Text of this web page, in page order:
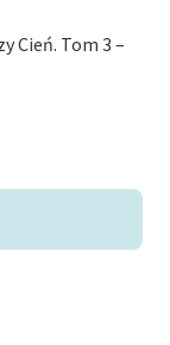
Cień. Tom 3 –